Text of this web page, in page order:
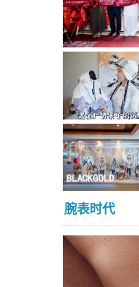
腕表时代